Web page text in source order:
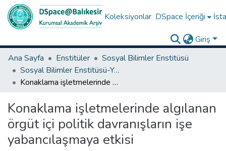
Koleksiyonlar DSpace İçeriği
Giriş
Ana Sayfa
Enstitüler
Sosyal Bilimler Enstitüsü
Sosyal Bilimler Enstitüsü-Yüksek Lisans Tezleri
Konaklama işletmelerinde algılanan örgüt içi politik davranışların işe yabancılaşmaya etkisi
Konaklama işletmelerinde algılanan
örgüt içi politik davranışların işe
yabancılaşmaya etkisi